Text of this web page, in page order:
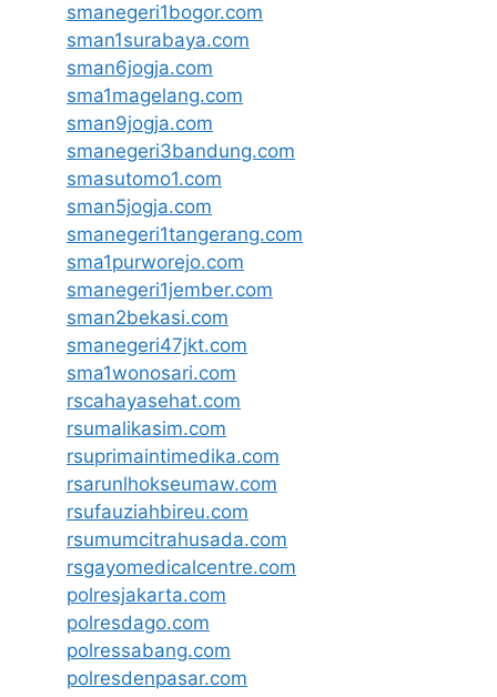
smanegeri1bogor.com
sman1surabaya.com
sman6jogja.com
sma1magelang.com
sman9jogja.com
smanegeri3bandung.com
smasutomo1.com
sman5jogja.com
smanegeri1tangerang.com
sma1purworejo.com
smanegeri1jember.com
sman2bekasi.com
smanegeri47jkt.com
sma1wonosari.com
rscahayasehat.com
rsumalikasim.com
rsuprimaintimedika.com
rsarunlhokseumaw.com
rsufauziahbireu.com
rsumumcitrahusada.com
rsgayomedicalcentre.com
polresjakarta.com
polresdago.com
polressabang.com
polresdenpasar.com